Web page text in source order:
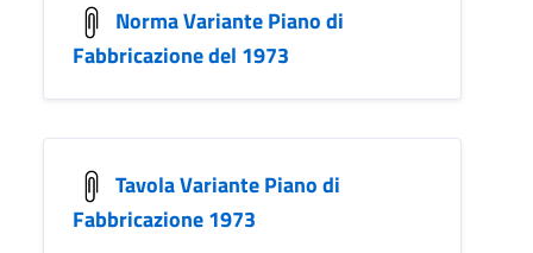
Norma Variante Piano di
Fabbricazione del 1973
Tavola Variante Piano di
Fabbricazione 1973